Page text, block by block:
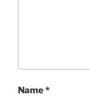
Name*